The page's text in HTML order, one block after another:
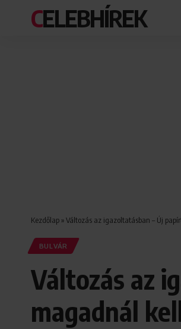
CELEBHÍREK
Kezdőlap »Változás az igazoltatásban – Új
BULVÁR
Változás az
magadnál